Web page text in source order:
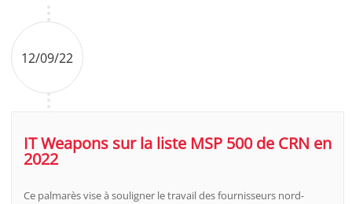
12/09/22
IT Weapons sur la liste MSP 500 de CRN en
2022
Ce palmarès vise à souligner le travail des fournisseurs nord-